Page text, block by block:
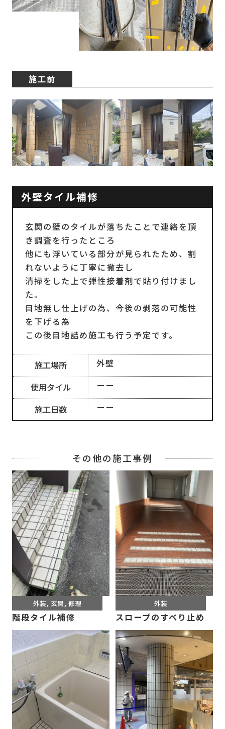
施工前
外壁タイル補修
玄関の壁のタイルが落ちたことで連絡を頂
き調査を行ったところ
他にも浮いている部分が見られたため、割
れないように丁寧に撤去し
清掃をした上で弾性接着剤で貼り付けまし
た。
目地無し仕上げの為、今後の剥落の可能性
を下げる為
この後目地詰め施工も行う予定です。
施工場所
外壁
使用タイル
ーー
施工日数
ーー
その他の施工事例
外装, 玄関, 修理
階段タイル補修
外装
スロープのすべり止め